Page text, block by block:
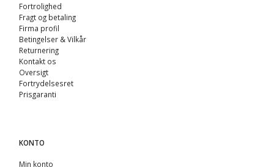
Fortrolighed
Fragt og betaling
Firma profil
Betingelser & Vilkår
Returnering
Kontakt os
Oversigt
Fortrydelsesret
Prisgaranti
KONTO
Min konto